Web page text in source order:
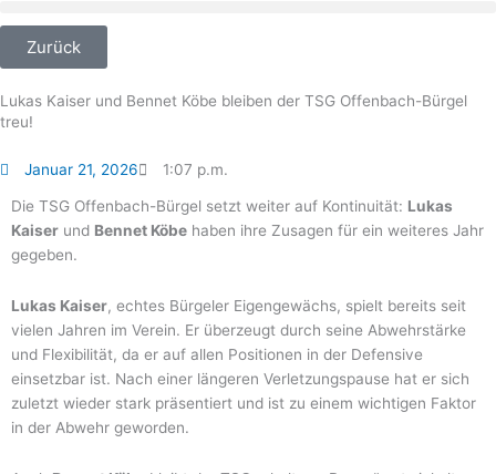
Zurück
Lukas Kaiser und Bennet Köbe bleiben der TSG Offenbach-Bürgel
treu!
Januar 21, 2026 1:07 p.m.
Die TSG Offenbach-Bürgel setzt weiter auf Kontinuität: Lukas
Kaiser und Bennet Köbe haben ihre Zusagen für ein weiteres Jahr
gegeben.
Lukas Kaiser, echtes Bürgeler Eigengewächs, spielt bereits seit
vielen Jahren im Verein. Er überzeugt durch seine Abwehrstärke
und Flexibilität, da er auf allen Positionen in der Defensive
einsetzbar ist. Nach einer längeren Verletzungspause hat er sich
zuletzt wieder stark präsentiert und ist zu einem wichtigen Faktor
in der Abwehr geworden.